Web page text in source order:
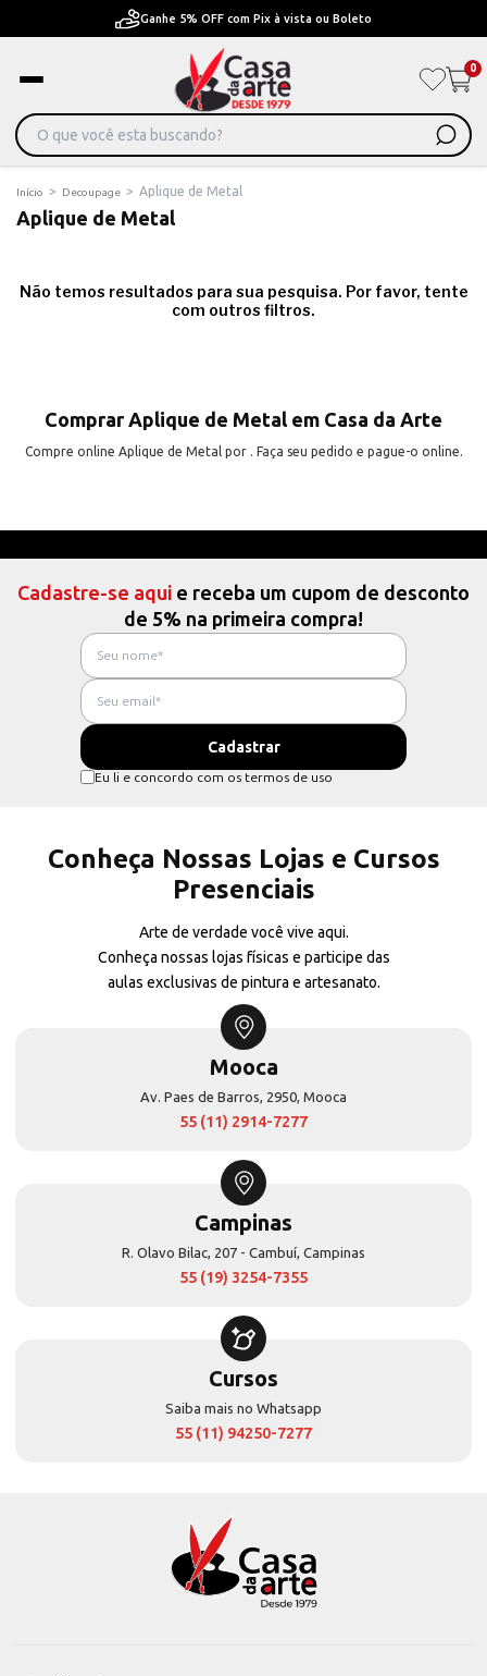
Ganhe 5% OFF com Pix à vista ou Boleto
0
Início > Decoupage > Aplique de Metal
Aplique de Metal
Não temos resultados para sua pesquisa. Por favor, tente
com outros filtros.
Comprar Aplique de Metal em Casa da Arte
Compre online Aplique de Metal por . Faça seu pedido e pague-o online.
Cadastre-se aqui e receba um cupom de desconto
de 5% na primeira compra!
Eu li e concordo com os termos de uso
Conheça Nossas Lojas e Cursos
Presenciais
Arte de verdade você vive aqui.
Conheça nossas lojas físicas e participe das
aulas exclusivas de pintura e artesanato.
Mooca
Av. Paes de Barros, 2950, Mooca
55 (11) 2914-7277
Campinas
R. Olavo Bilac, 207 - Cambuí, Campinas
55 (19) 3254-7355
Cursos
Saiba mais no Whatsapp
55 (11) 94250-7277